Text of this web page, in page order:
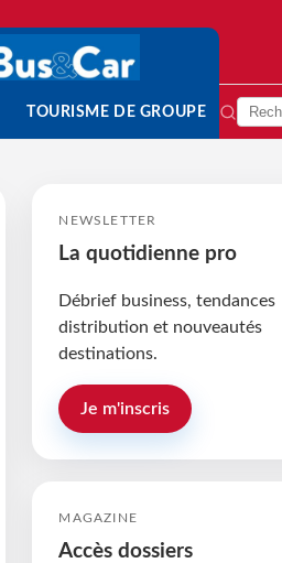
TOURISME DE GROUPE
NEWSLETTER
La quotidienne pro
Débrief business, tendances
distribution et nouveautés
destinations.
Je m'inscris
MAGAZINE
Accès dossiers